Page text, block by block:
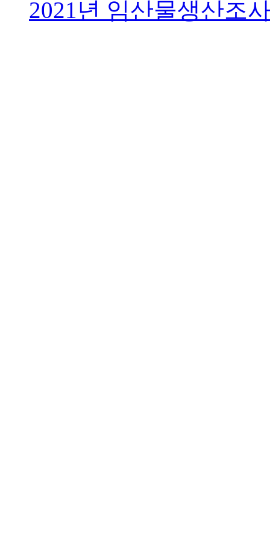
2021년 임산물생산조